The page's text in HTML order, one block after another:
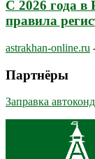
С 2026 года в
правила
astrakhan-online.ru
Партнёры
Заправка